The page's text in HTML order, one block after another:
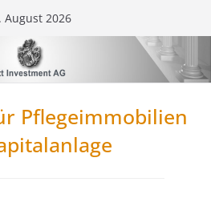
August 2026
Pflegeimmobilien